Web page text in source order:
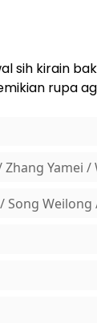
sih kirain
rupa
Yamei /
Weilong